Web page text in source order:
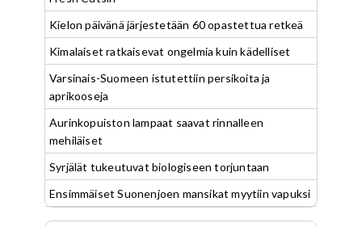
Kielon päivänä järjestetään 60 opastettua retkeä
Kimalaiset ratkaisevat ongelmia kuin kädelliset
Varsinais-Suomeen istutettiin persikoita ja
aprikooseja
Aurinkopuiston lampaat saavat rinnalleen
mehiläiset
Syrjälät tukeutuvat biologiseen torjuntaan
Ensimmäiset Suonenjoen mansikat myytiin vapuksi